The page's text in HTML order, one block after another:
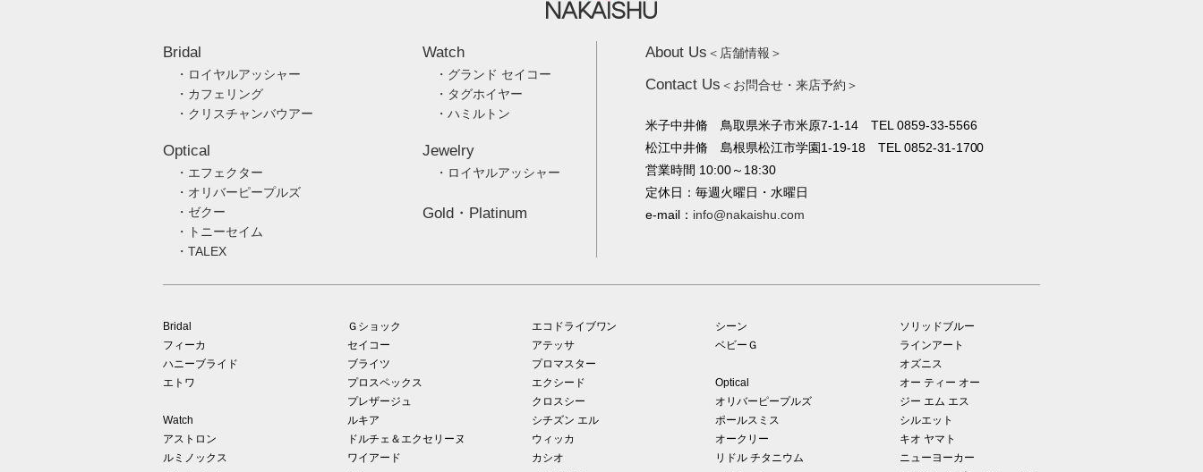
Bridal
・ロイヤルアッシャー
・カフェリング
・クリスチャンバウアー
Watch
・グランド セイコー
・タグホイヤー
・ハミルトン
Optical
・エフェクター
・オリバーピープルズ
・ゼクー
・トニーセイム
・TALEX
Jewelry
・ロイヤルアッシャー
Gold・Platinum
About Us ＜店舗情報＞
Contact Us ＜お問合せ・来店予約＞
米子中井脩 鳥取県米子市米原7-1-14 TEL 0859-33-5566
松江中井脩 島根県松江市学園1-19-18 TEL 0852-31-1700
営業時間 10:00～18:30
定休日：毎週火曜日・水曜日
e-mail： info@nakaishu.com
Bridal
フィーカ
ハニーブライド
エトワ
Watch
アストロン
ルミノックス
Ｇショック
セイコー
ブライツ
プロスペックス
プレザージュ
ルキア
ドルチェ＆エクセリーヌ
ワイアード
エコドライブワン
アテッサ
プロマスター
エクシード
クロスシー
シチズン エル
ウィッカ
カシオ
シーン
ベビーＧ
Optical
オリバーピープルズ
ポールスミス
オークリー
リドル チタニウム
ソリッドブルー
ラインアート
オズニス
オー ティー オー
ジー エム エス
シルエット
キオ ヤマト
ニューヨーカー